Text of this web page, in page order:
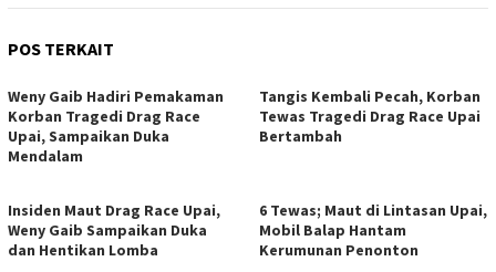
POS TERKAIT
Weny Gaib Hadiri Pemakaman
Korban Tragedi Drag Race
Upai, Sampaikan Duka
Mendalam
Tangis Kembali Pecah, Korban
Tewas Tragedi Drag Race Upai
Bertambah
Insiden Maut Drag Race Upai,
Weny Gaib Sampaikan Duka
dan Hentikan Lomba
6 Tewas; Maut di Lintasan Upai,
Mobil Balap Hantam
Kerumunan Penonton